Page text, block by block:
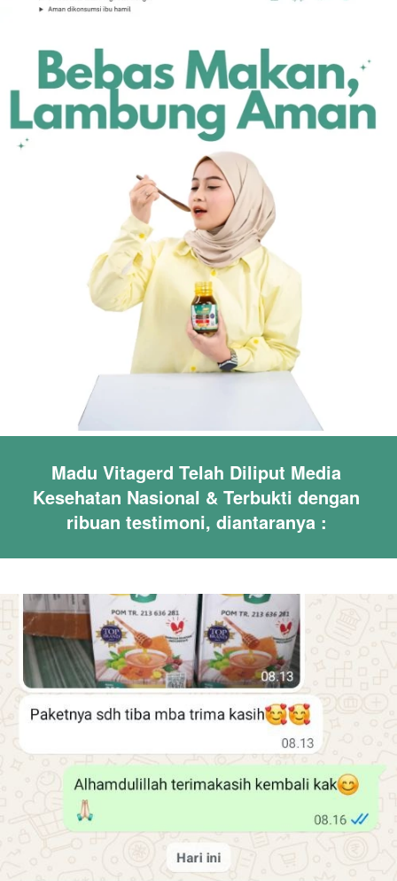
Madu Vitagerd Telah Diliput Media
Kesehatan Nasional & Terbukti dengan
ribuan testimoni, diantaranya :